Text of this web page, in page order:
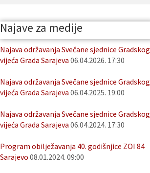
Najave za medije
Najava održavanja Svečane sjednice Gradskog
vijeća Grada Sarajeva 06.04.2026. 17:30
Najava održavanja Svečane sjednice Gradskog
vijeća Grada Sarajeva 06.04.2025. 19:00
Najava održavanja Svečane sjednice Gradskog
vijeća Grada Sarajeva 06.04.2024. 17:30
Program obilježavanja 40. godišnjice ZOI 84
Sarajevo 08.01.2024. 09:00